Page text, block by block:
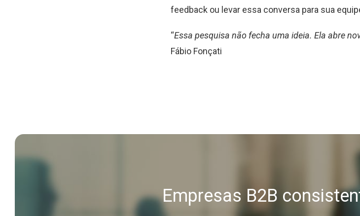
feedback ou levar essa conversa para sua
“Essa pesquisa não fecha uma ideia. Ela abre
Fábio Fonçati
Empresas B2B